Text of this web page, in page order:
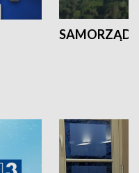
SAMORZĄD